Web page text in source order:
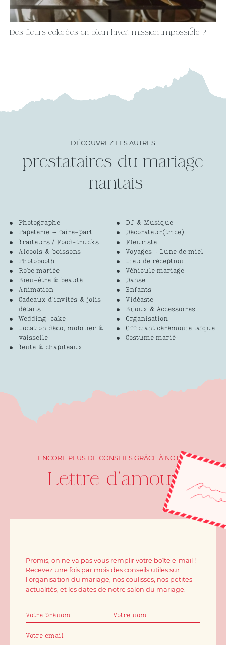
Des fleurs colorées en plein hiver, mission impossible ?
DÉCOUVREZ LES AUTRES
prestataires du mariage
Photographe
Papeterie – faire-part
Traiteurs / Food-trucks
Alcools & boissons
Photobooth
Robe mariée
Bien-être & beauté
Animation
Cadeaux d’invités & jolis
détails
Wedding-cake
Location déco, mobilier &
vaisselle
Tente & chapiteaux
DJ & Musique
Décorateur(trice)
Fleuriste
Voyages - Lune de miel
Lieu de réception
Véhicule mariage
Danse
Enfants
Vidéaste
Bijoux & Accessoires
Organisation
Officiant cérémonie laïque
Costume marié
ENCORE PLUS DE CONSEILS GRÂCE À NOTRE
Lettre d'amour
Promis, on ne va pas vous remplir votre boîte e-mail !
Recevez une fois par mois des conseils utiles sur
l’organisation du mariage, nos coulisses, nos petites
actualités, et les dates de notre salon du mariage.